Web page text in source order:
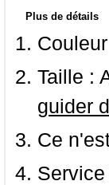
Plus de détails
Taille :
guider
Ce